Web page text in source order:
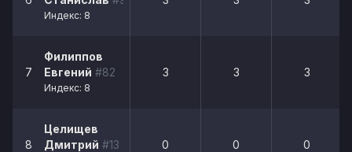
Индекс: 8
7
Филиппов
Евгений #82
Индекс: 8
3 3 3
8
Целищев
Дмитрий #13 0 0 0